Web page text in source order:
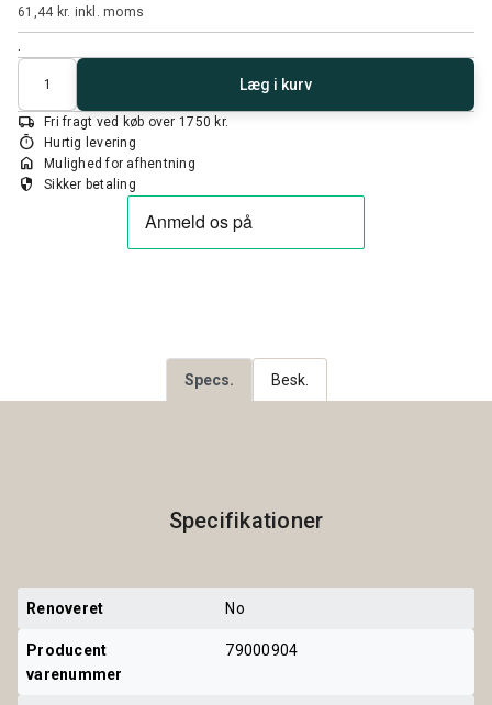
61,44 kr. inkl. moms
Antal
Læg i kurv
local_shipping Fri fragt ved køb over 1750 kr.
timer Hurtig levering
home Mulighed for afhentning
security Sikker betaling
Specs. Besk.
Specifikationer
Renoveret No
Producent
varenummer
79000904